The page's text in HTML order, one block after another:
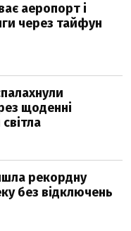
аеропорт і
через тайфун
щоденні
рекордну
без відключень